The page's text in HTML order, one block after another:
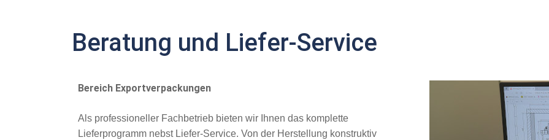
Beratung und Liefer-Service
und Liefer-Service
Bereich Exportverpackungen
Als professioneller Fachbetrieb bieten wir Ihnen das komplette
Lieferprogramm nebst Liefer-Service. Von der Herstellung konstruktiv